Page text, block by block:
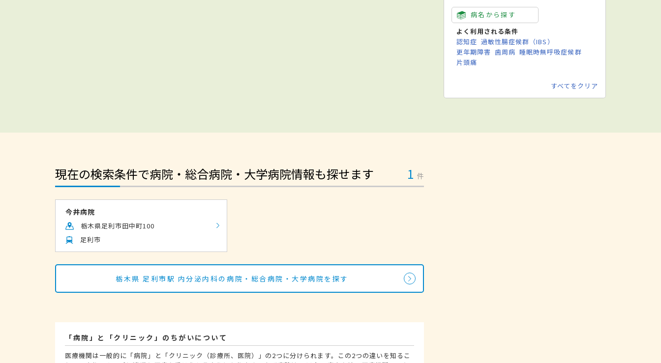
病名から探す
よく利用される条件
認知症 過敏性腸症候群（IBS）
更年期障害 歯周病 睡眠時無呼吸症候群
片頭痛
すべてをクリア
現在の検索条件で病院・総合病院・大学病院情報も探せます 1 件
今井病院
栃木県足利市田中町100
足利市
栃木県 足利市駅 内分泌内科の病院・総合病院・大学病院を探す
「病院」と「クリニック」のちがいについて
医療機関は一般的に「病院」と「クリニック（診療所、医院）」の2つに分けられます。この2つの違いを知るこ